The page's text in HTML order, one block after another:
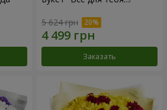
5 624 грн
Заказать